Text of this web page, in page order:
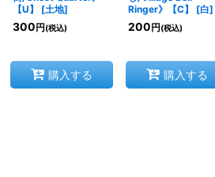
【U】
[土地]
300 円 (税込)
購入する
Ringer》【C】
[白]
200 円 (税込)
購入する